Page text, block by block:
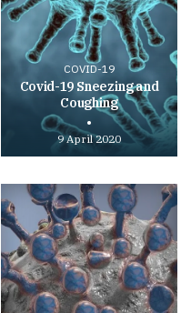
video
COVID-19
Covid-19 Sneezing and
Coughing
9 April 2020